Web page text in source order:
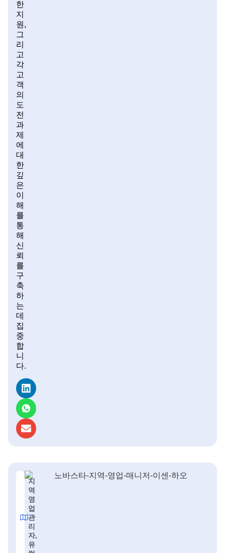
한
지
원,
그
리
고
각
고
객
의
도
전
과
제
에
대
한
깊
은
이
해
를
통
해
신
뢰
를
구
축
하
는
데
집
중
합
니
다.
지
역
영
업
관
리
자,
유